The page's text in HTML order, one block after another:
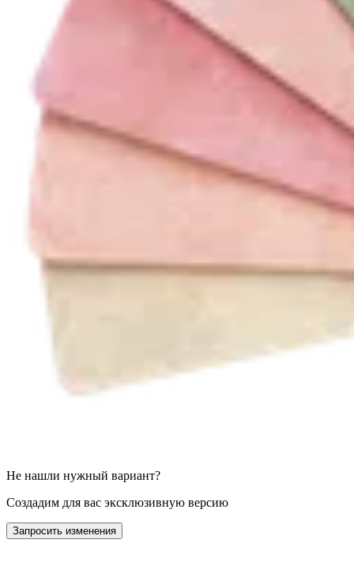
Не нашли нужный вариант?
Создадим для вас эксклюзивную версию
Запросить изменения